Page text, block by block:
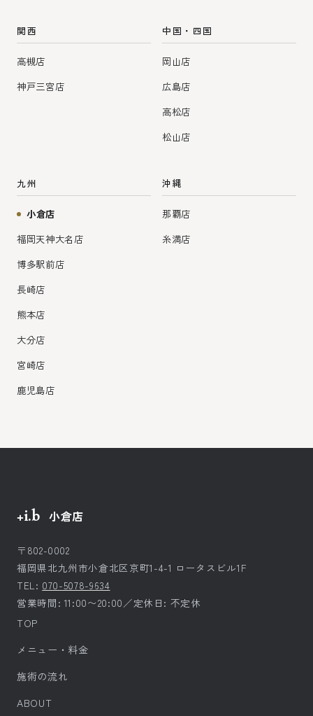
関西
高槻店
神戸三宮店
中国・四国
岡山店
広島店
高松店
松山店
九州
小倉店
福岡天神大名店
博多駅前店
長崎店
熊本店
大分店
宮崎店
鹿児島店
沖縄
那覇店
糸満店
+i.b 小倉店
〒802-0002
福岡県北九州市小倉北区京町1-4-1 ロータスビル1F
TEL: 070-5078-9634
営業時間: 11:00〜20:00／定休日: 不定休
TOP
メニュー・料金
施術の流れ
ABOUT